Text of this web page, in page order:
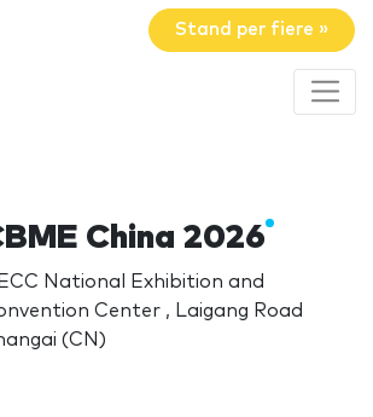
Stand per fiere »
China 2026
National Exhibition and
Center , Laigang Road
(CN)